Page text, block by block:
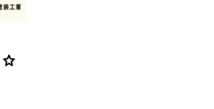
star